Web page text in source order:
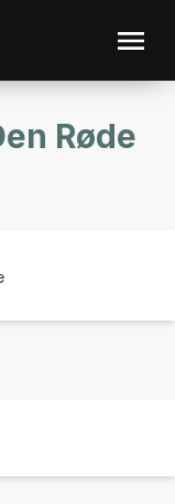
Røde